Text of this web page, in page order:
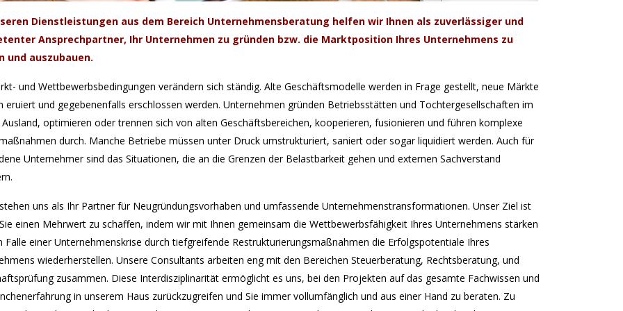
Dienstleistungen aus dem Bereich Unternehmensberatung helfen wir Ihnen als zuverlässiger und
Ansprechpartner, Ihr Unternehmen zu gründen bzw. die Marktposition Ihres Unternehmens zu
und auszubauen.
und Wettbewerbsbedingungen verändern sich ständig. Alte Geschäftsmodelle werden in Frage gestellt, neue Märkte
eruiert und gegebenenfalls erschlossen werden. Unternehmen gründen Betriebsstätten und Tochtergesellschaften im
optimieren oder trennen sich von alten Geschäftsbereichen, kooperieren, fusionieren und führen komplexe
durch. Manche Betriebe müssen unter Druck umstrukturiert, saniert oder sogar liquidiert werden. Auch für
Unternehmer sind das Situationen, die an die Grenzen der Belastbarkeit gehen und externen Sachverstand
uns als Ihr Partner für Neugründungsvorhaben und umfassende Unternehmenstransformationen. Unser Ziel ist
einen Mehrwert zu schaffen, indem wir mit Ihnen gemeinsam die Wettbewerbsfähigkeit Ihres Unternehmens stärken
Falle einer Unternehmenskrise durch tiefgreifende Restrukturierungsmaßnahmen die Erfolgspotentiale Ihres
wiederherstellen. Unsere Consultants arbeiten eng mit den Bereichen Steuerberatung, Rechtsberatung, und
zusammen. Diese Interdisziplinarität ermöglicht es uns, bei den Projekten auf das gesamte Fachwissen und
in unserem Haus zurückzugreifen und Sie immer vollumfänglich und aus einer Hand zu beraten. Zu